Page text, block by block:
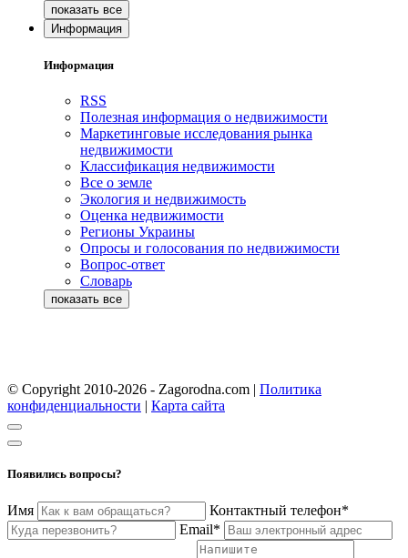
Информация
Информация
RSS
Полезная информация о недвижимости
Маркетинговые исследования рынка
недвижимости
Классификация недвижимости
Все о земле
Экология и недвижимость
Оценка недвижимости
Регионы Украины
Опросы и голосования по недвижимости
Вопрос-ответ
Словарь
© Copyright 2010-2026 - Zagorodna.com | Политика
конфиденциальности | Карта сайта
Появились вопросы?
Имя
Контактный телефон*
Email*